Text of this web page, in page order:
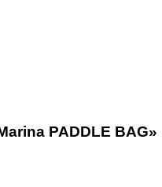
PADDLE BAG»